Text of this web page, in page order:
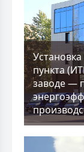
пункта
заводе —